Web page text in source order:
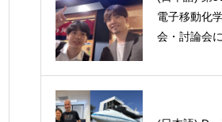
電子移動化
会・討論会
(日本語) 発